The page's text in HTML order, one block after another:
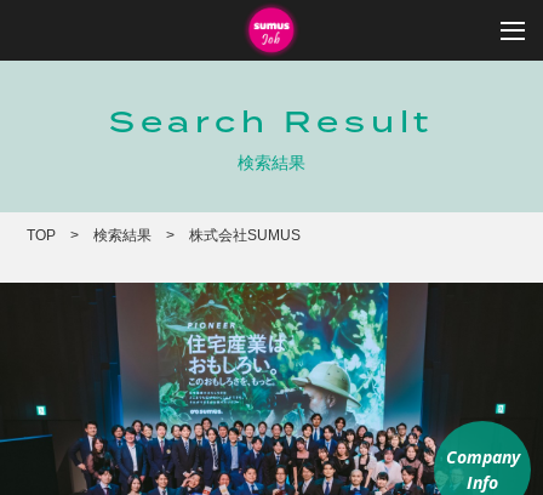
Search Result
検索結果
TOP 検索結果 株式会社SUMUS
Company
Info